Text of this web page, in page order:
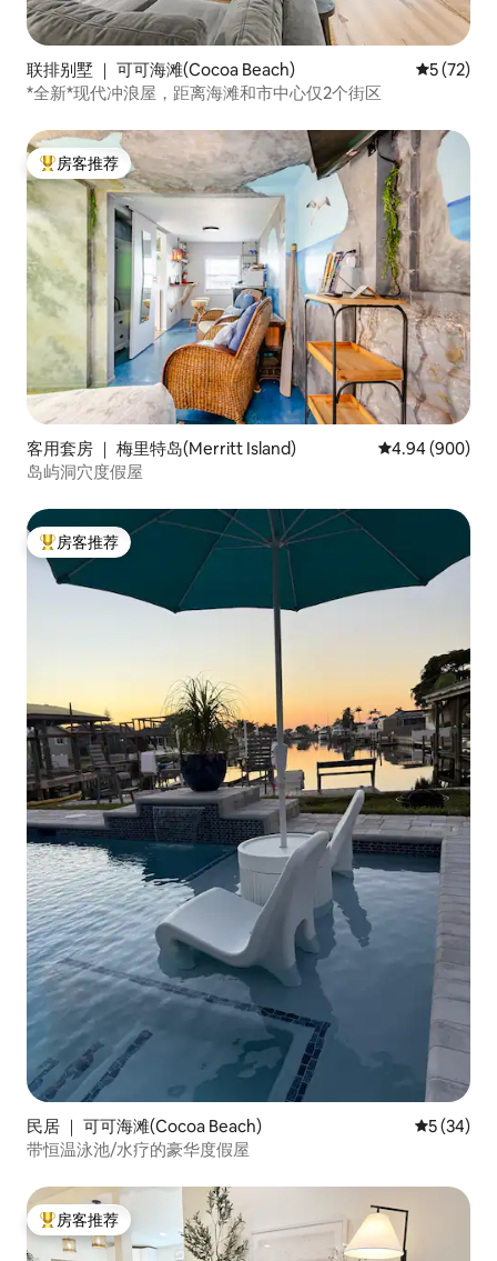
联排别墅 ｜ 可可海滩(Cocoa Beach) 平均评分
5 (72)
*全新*现代冲浪屋，距离海滩和市中心仅2个街区
热门「房客推荐」
房客推荐
客用套房 ｜ 梅里特岛(Merritt Island) 平均评分 4.94
4.94 (900)
岛屿洞穴度假屋
热门「房客推荐」
房客推荐
民居 ｜ 可可海滩(Cocoa Beach) 平均评分
5 (34)
带恒温泳池/水疗的豪华度假屋
热门「房客推荐」
房客推荐